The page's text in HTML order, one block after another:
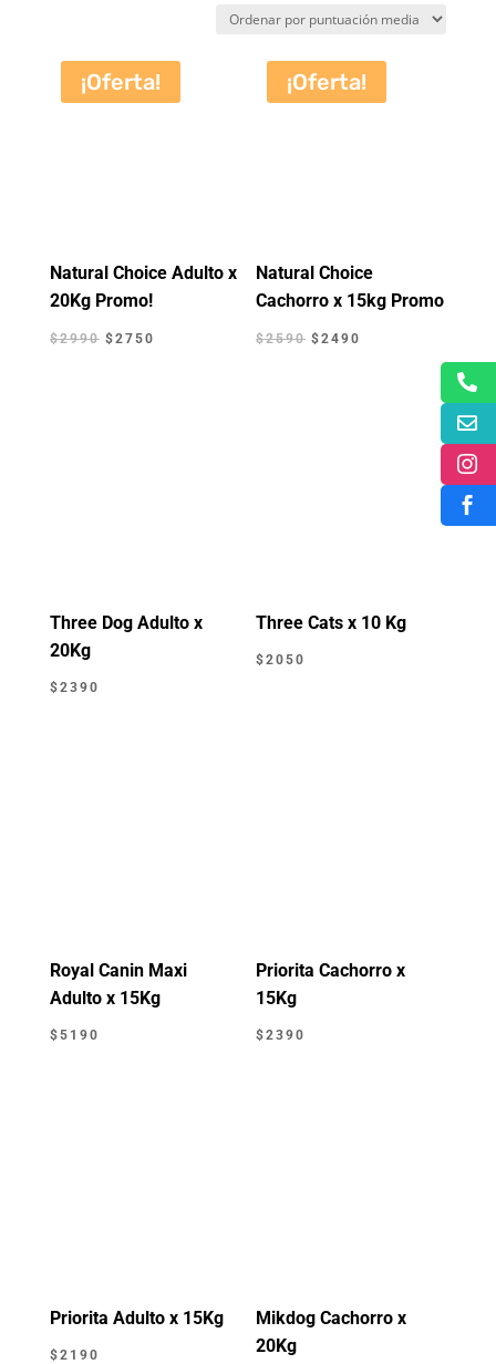
puntuación
¡Oferta!
Natural Choice Adulto x
20Kg Promo!
$2990 El
$2750
¡Oferta!
Natural Choice
Cachorro x 15kg Promo
$2590 El
$2490
Three Dog Adulto x
20Kg
$2390
Three Cats x 10 Kg
$2050
Royal Canin Maxi
Adulto x 15Kg
$5190
Priorita Cachorro x
15Kg
$2390
Priorita Adulto x 15Kg
$2190
Mikdog Cachorro x
20Kg